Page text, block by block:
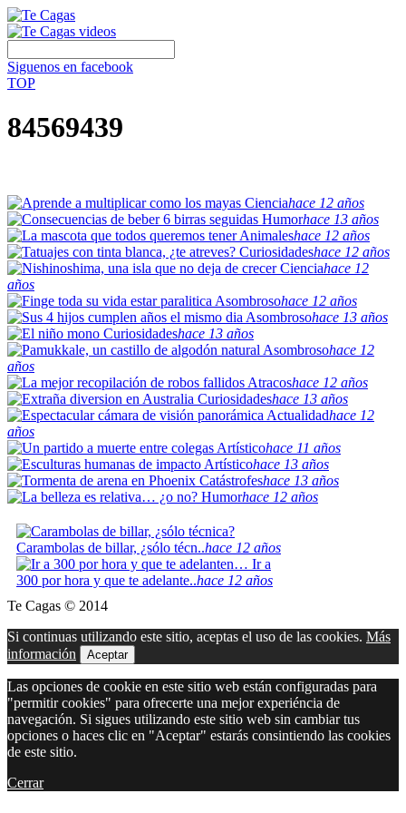
Siguenos en facebook
TOP
84569439
Cienciahace 12 años
Humorhace 13 años
Animaleshace 12 años
Curiosidadeshace 12 años
Cienciahace 12
años
Asombrosohace 12 años
Asombrosohace 13 años
Curiosidadeshace 13 años
Asombrosohace 12
años
Atracoshace 12 años
Curiosidadeshace 13 años
Actualidadhace 12
años
Artísticohace 11 años
Artísticohace 13 años
Catástrofeshace 13 años
Humorhace 12 años
Carambolas de billar, ¿sólo técn..hace 12 años
Ir a
300 por hora y que te adelante..hace 12 años
Te Cagas © 2014
Si continuas utilizando este sitio, aceptas el uso de las cookies. Más
información
Aceptar
Las opciones de cookie en este sitio web están configuradas para
"permitir cookies" para ofrecerte una mejor experiéncia de
navegación. Si sigues utilizando este sitio web sin cambiar tus
opciones o haces clic en "Aceptar" estarás consintiendo las cookies
de este sitio.
Cerrar